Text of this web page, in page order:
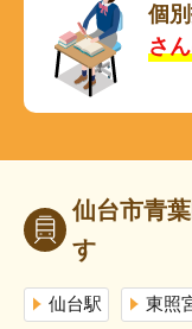
個
さ
仙台市青
す
仙台駅 東照